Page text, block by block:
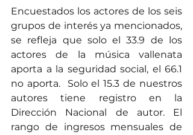
Encuestados los actores de los seis
grupos de interés ya mencionados,
se refleja que solo el 33.9 de los
actores de la música vallenata
aporta a la seguridad social, el 66.1
no aporta.  Solo el 15.3 de nuestros
autores tiene registro en la
Dirección Nacional de autor. El
rango de ingresos mensuales de